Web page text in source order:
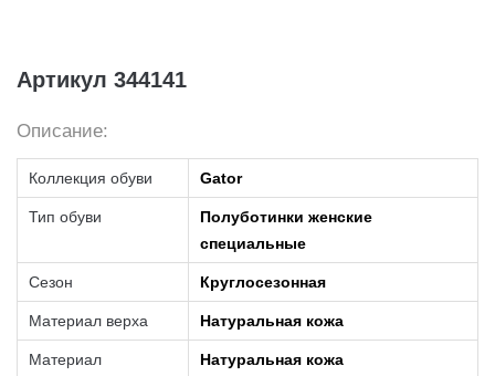
Артикул 344141
Описание:
Коллекция обуви Gator
Тип обуви
Полуботинки женские
специальные
Сезон Круглосезонная
Материал верха Натуральная кожа
Материал
Натуральная кожа